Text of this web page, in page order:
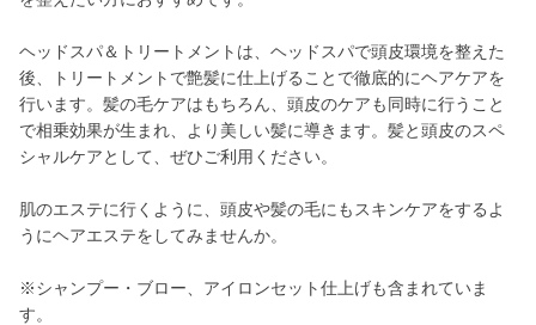
ヘッドスパ＆トリートメントは、ヘッドスパで頭皮環境を整えた
後、トリートメントで艶髪に仕上げることで徹底的にヘアケアを
行います。髪の毛ケアはもちろん、頭皮のケアも同時に行うこと
で相乗効果が生まれ、より美しい髪に導きます。髪と頭皮のスペ
シャルケアとして、ぜひご利用ください。
肌のエステに行くように、頭皮や髪の毛にもスキンケアをするよ
うにヘアエステをしてみませんか。
※シャンプー・ブロー、アイロンセット仕上げも含まれていま
す。